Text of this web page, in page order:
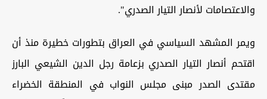
والاعتصامات لأنصار التيار الصدري".
ويمر المشهد السياسي في العراق بتطورات خطيرة منذ أن
اقتحم أنصار التيار الصدري بزعامة رجل الدين الشيعي البارز
مقتدى الصدر مبنى مجلس النواب في المنطقة الخضراء